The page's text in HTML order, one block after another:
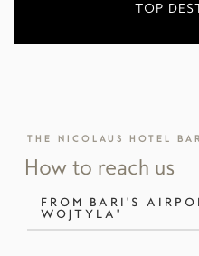
TOP
THE NICOLAUS HOTEL
How to reach us
FROM BARI'S
WOJTYLA"